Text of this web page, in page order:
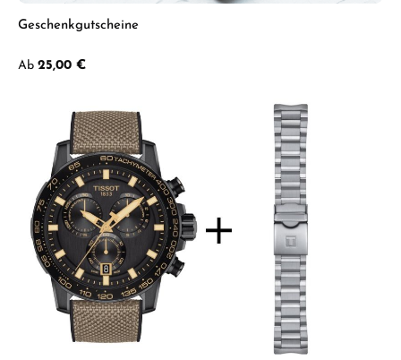
Geschenkgutscheine
Regulärer Preis:
Ab 25,00 €